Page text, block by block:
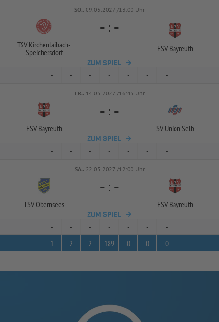
SO.. 09.05.2027 /13:00 Uhr
TSV Kirchenlaibach-
Speichersdorf
- : -
FSV Bayreuth
ZUM SPIEL
- - - - - - -
FR.. 14.05.2027 /16:45 Uhr
FSV Bayreuth
- : -
SV Union Selb
ZUM SPIEL
- - - - - - -
SA.. 22.05.2027 /12:00 Uhr
TSV Obernsees
- : -
FSV Bayreuth
ZUM SPIEL
- - - - - -
-
1
2 2 189 0 0 0